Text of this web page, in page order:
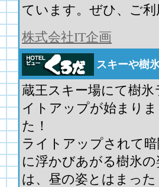
ています。ぜひ、ご
株式会社IT企画
スキーや樹
蔵王スキー場にて樹氷
イトアップが始まり
た！
ライトアップされて
に浮かびあがる樹氷の
は、昼の姿とはまった